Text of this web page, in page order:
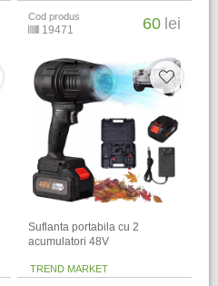
Cod produs
19471 60 lei
Suflanta portabila cu 2
acumulatori 48V
TREND MARKET